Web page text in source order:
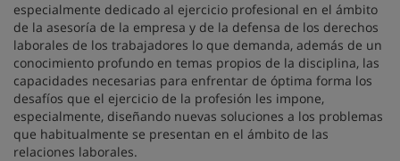
especialmente dedicado al ejercicio profesional en el ámbito
de la asesoría de la empresa y de la defensa de los derechos
laborales de los trabajadores lo que demanda, además de un
conocimiento profundo en temas propios de la disciplina, las
capacidades necesarias para enfrentar de óptima forma los
desafíos que el ejercicio de la profesión les impone,
especialmente, diseñando nuevas soluciones a los problemas
que habitualmente se presentan en el ámbito de las
relaciones laborales.